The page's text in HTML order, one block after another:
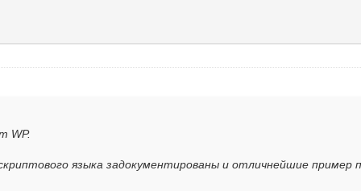
WP.
языка задокументированы и отличнейшие пример